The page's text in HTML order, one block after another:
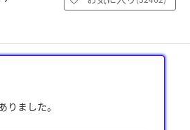
人気企業ランキング みんなの新卒
28卒 IT・
ました。